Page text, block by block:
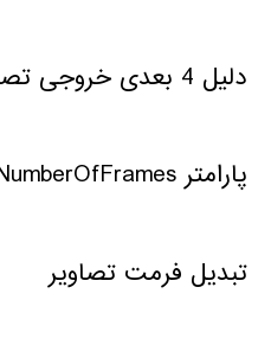
دلیل 4 بعدی خروجی تصاویر DICOM
پارامتر NumberOfFrames
تبدیل فرمت تصاویر